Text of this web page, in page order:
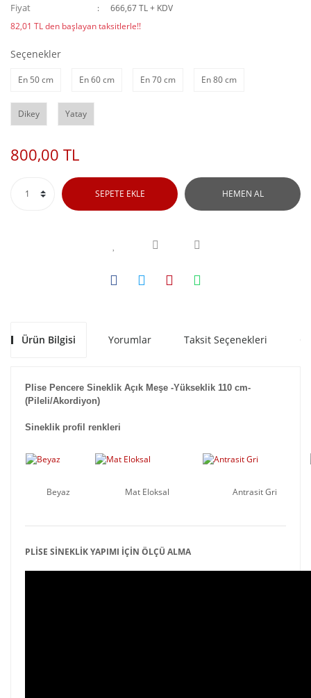
Fiyat
666,67 TL + KDV
82,01 TL den başlayan taksitlerle!!
Seçenekler
En 50 cm En 60 cm En 70 cm En 80 cm
Dikey Yatay
800,00 TL
SEPETE EKLE HEMEN AL
Ürün Bilgisi Yorumlar Taksit Seçenekleri
Plise Pencere Sineklik Açık Meşe -Yükseklik 110 cm-
(Pileli/Akordiyon)
Sineklik profil renkleri
Beyaz Mat Eloksal Antrasit Gri
PLİSE SİNEKLİK YAPIMI İÇİN ÖLÇÜ ALMA